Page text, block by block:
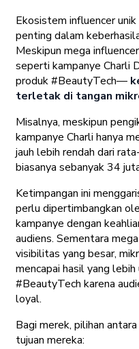
Ekosistem influencer
penting dalam
Meskipun mega
seperti kampanye Charli
produk #BeautyTech—
terletak di tangan
Misalnya, meskipun
kampanye Charli hanya
jauh lebih rendah dari
biasanya sebanyak 34
Ketimpangan ini
perlu dipertimbangkan
kampanye dengan
audiens. Sementara
visibilitas yang besar,
mencapai hasil yang
#BeautyTech karena
loyal.
Bagi merek, pilihan
tujuan mereka: